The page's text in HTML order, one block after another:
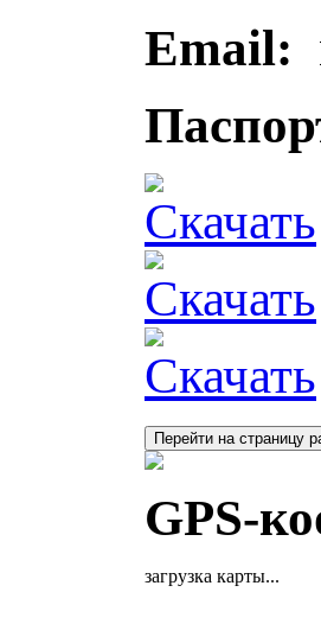
Email:
Скачать
Скачать
Скачать
Перейти на страницу
GPS-
загрузка карты...